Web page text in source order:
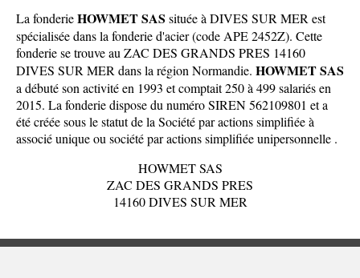
La fonderieHOWMET SAS située à DIVES SUR MER est
spécialisée dans la fonderie d'acier (code APE 2452Z). Cette
fonderie se trouve au ZAC DES GRANDS PRES 14160
DIVES SUR MER dans la région Normandie. HOWMET SAS
a débuté son activité en 1993 et comptait 250 à 499 salariés en
2015. La fonderie dispose du numéro SIREN 562109801 et a
été créée sous le statut de la Société par actions simplifiée à
associé unique ou société par actions simplifiée unipersonnelle .
HOWMET SAS
ZAC DES GRANDS PRES
14160 DIVES SUR MER